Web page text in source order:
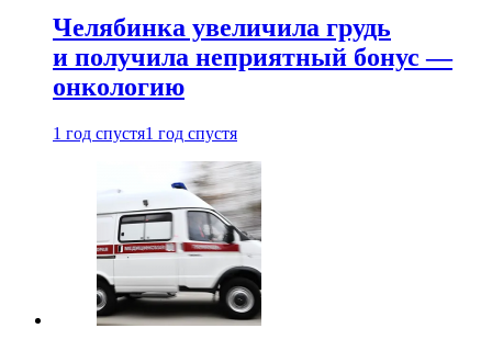
Челябинка увеличила грудь
и получила неприятный бонус —
онкологию
1 год спустя1 год спустя